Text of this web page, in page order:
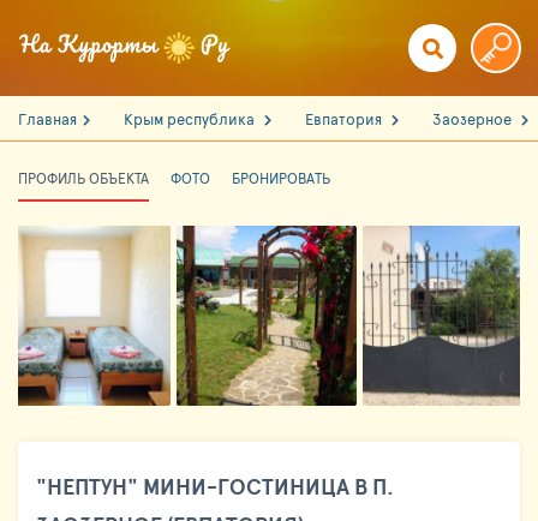
Главная Крым республика Евпатория Заозерное
ПРОФИЛЬ ОБЪЕКТА ФОТО БРОНИРОВАТЬ
"НЕПТУН" МИНИ-ГОСТИНИЦА В П.